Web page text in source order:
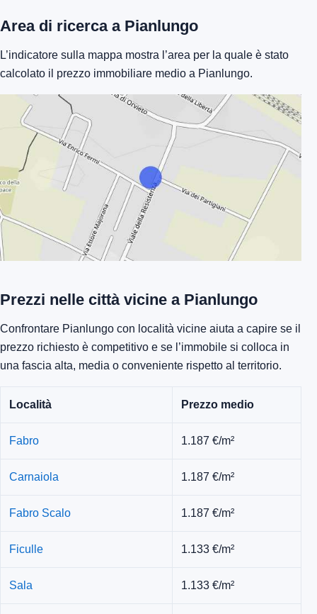
Area di ricerca a Pianlungo
L’indicatore sulla mappa mostra l’area per la quale è stato
calcolato il prezzo immobiliare medio a Pianlungo.
Prezzi nelle città vicine a Pianlungo
Confrontare Pianlungo con località vicine aiuta a capire se il
prezzo richiesto è competitivo e se l’immobile si colloca in
una fascia alta, media o conveniente rispetto al territorio.
Località Prezzo medio
Fabro 1.187 €/m²
Carnaiola 1.187 €/m²
Fabro Scalo 1.187 €/m²
Ficulle 1.133 €/m²
Sala 1.133 €/m²